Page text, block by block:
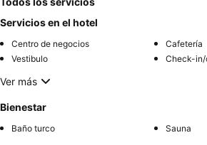
Servicios en el hotel
Centro de negocios
Cafetería
Vestibulo
Check-
Ver más
Bienestar
Baño turco Sauna